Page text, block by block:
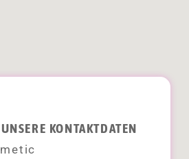
UNSERE KONTAKTDATEN